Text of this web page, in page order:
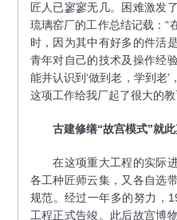
匠人已寥寥无几。困难激发
琉璃窑厂的工作总结记载：“
时，因为其中有好多的件活
青年对自己的技术及操作经
能并认识到‘做到老，学到老’
这项工作给我厂起了很大的教
古建修缮“故宫模式”就
在这项重大工程的实际进
各工种匠师云集，又各自选
规范。经过一年多的努力，
工程正式告竣。此后故宫博